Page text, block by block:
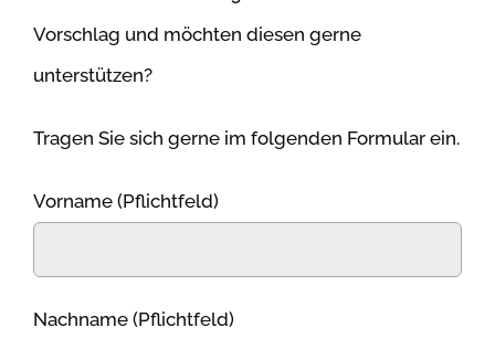
Vorschlag und möchten diesen gerne
unterstützen?
Tragen Sie sich gerne im folgenden Formular ein.
Vorname (Pflichtfeld)
Nachname (Pflichtfeld)